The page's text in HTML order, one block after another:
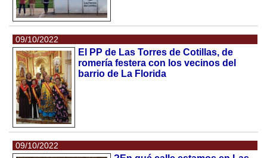
09/10/2022
El PP de Las Torres de Cotillas, de
romería festera con los vecinos del
barrio de La Florida
09/10/2022